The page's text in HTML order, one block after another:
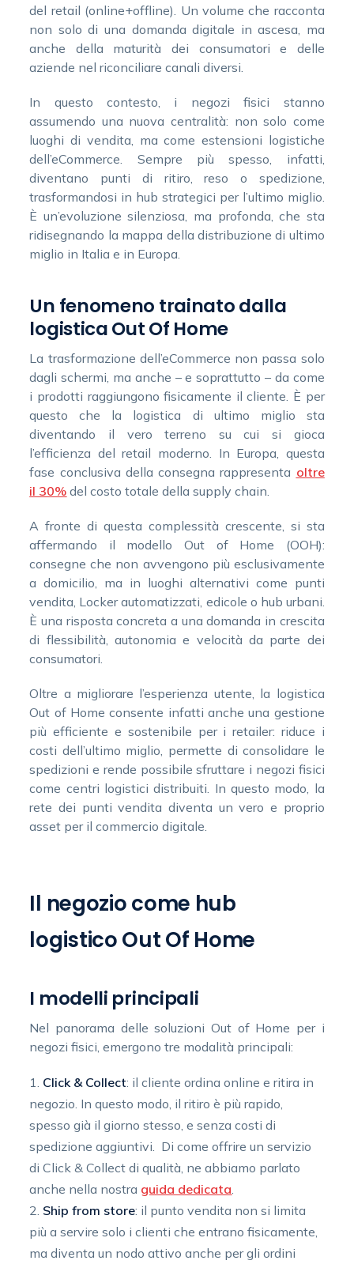
del retail (online+offline). Un volume che racconta
non solo di una domanda digitale in ascesa, ma
anche della maturità dei consumatori e delle
aziende nel riconciliare canali diversi.
In questo contesto, i negozi fisici stanno
assumendo una nuova centralità: non solo come
luoghi di vendita, ma come estensioni logistiche
dell’eCommerce. Sempre più spesso, infatti,
diventano punti di ritiro, reso o spedizione,
trasformandosi in hub strategici per l’ultimo miglio.
È un’evoluzione silenziosa, ma profonda, che sta
ridisegnando la mappa della distribuzione di ultimo
miglio in Italia e in Europa.
Un fenomeno trainato dalla
logistica Out Of Home
La trasformazione dell’eCommerce non passa solo
dagli schermi, ma anche – e soprattutto – da come
i prodotti raggiungono fisicamente il cliente. È per
questo che la logistica di ultimo miglio sta
diventando il vero terreno su cui si gioca
l’efficienza del retail moderno. In Europa, questa
fase conclusiva della consegna rappresenta oltre
il 30% del costo totale della supply chain.
A fronte di questa complessità crescente, si sta
affermando il modello Out of Home (OOH):
consegne che non avvengono più esclusivamente
a domicilio, ma in luoghi alternativi come punti
vendita, Locker automatizzati, edicole o hub urbani.
È una risposta concreta a una domanda in crescita
di flessibilità, autonomia e velocità da parte dei
consumatori.
Oltre a migliorare l’esperienza utente, la logistica
Out of Home consente infatti anche una gestione
più efficiente e sostenibile per i retailer: riduce i
costi dell’ultimo miglio, permette di consolidare le
spedizioni e rende possibile sfruttare i negozi fisici
come centri logistici distribuiti. In questo modo, la
rete dei punti vendita diventa un vero e proprio
asset per il commercio digitale.
Il negozio come hub
logistico Out Of Home
I modelli principali
Nel panorama delle soluzioni Out of Home per i
negozi fisici, emergono tre modalità principali:
Click & Collect: il cliente ordina online e ritira in
negozio. In questo modo, il ritiro è più rapido,
spesso già il giorno stesso, e senza costi di
spedizione aggiuntivi. Di come offrire un servizio
di Click & Collect di qualità, ne abbiamo parlato
anche nella nostra guida dedicata
Ship from store: il punto vendita non si limita
più a servire solo i clienti che entrano fisicamente,
ma diventa un nodo attivo anche per gli ordini